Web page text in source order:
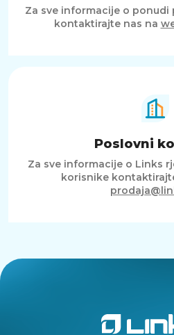
Za sve informacije o ponudi
kontaktirajte nas na
Poslovni
Za sve informacije o Links
korisnike